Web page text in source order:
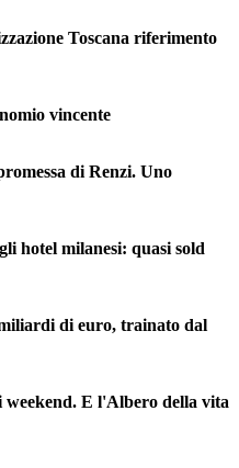
Toscana riferimento
vincente
di Renzi. Uno
hotel milanesi: quasi sold
di euro, trainato dal
E l'Albero della vita